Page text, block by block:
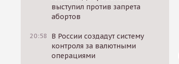
выступил против запрета
абортов
20:58
В России создадут систему
контроля за валютными
операциями